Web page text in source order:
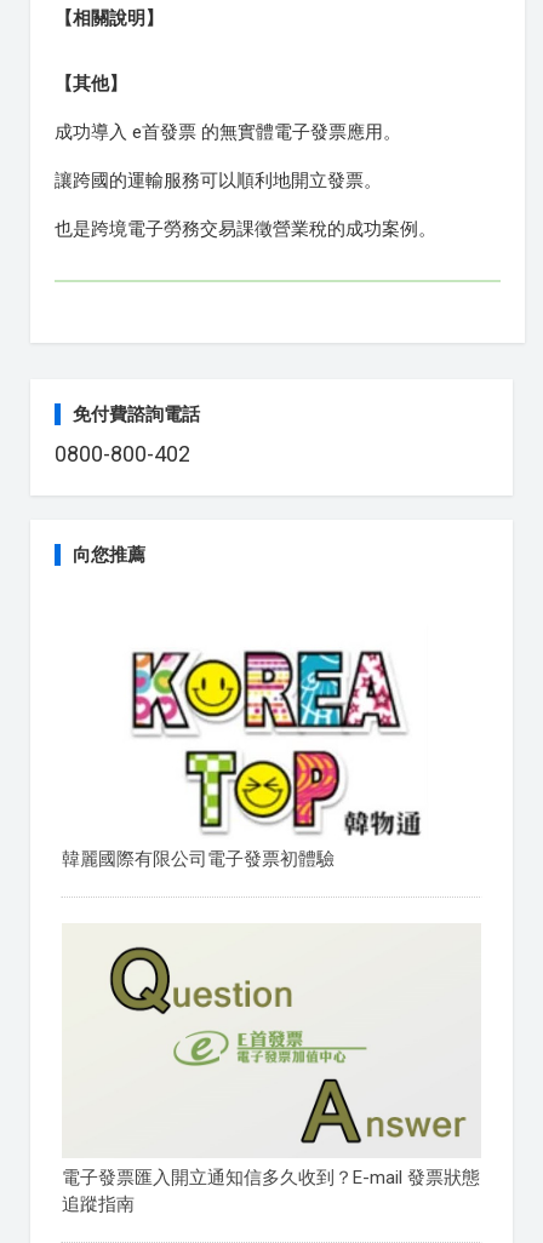
【相關說明】
【其他】
成功導入 e首發票 的無實體電子發票應用。
讓跨國的運輸服務可以順利地開立發票。
也是跨境電子勞務交易課徵營業稅的成功案例。
免付費諮詢電話
0800-800-402
向您推薦
韓麗國際有限公司電子發票初體驗
電子發票匯入開立通知信多久收到？E-mail 發票狀態
追蹤指南